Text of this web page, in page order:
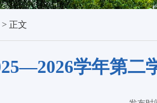
> 正文
学年第二